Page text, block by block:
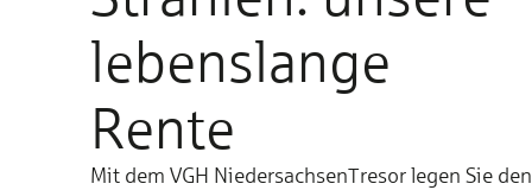
lebenslange
Rente
Mit dem VGH NiedersachsenTresor legen Sie den